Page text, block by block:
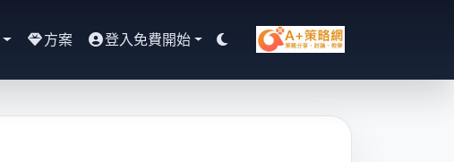
方案 登入免費開始
切換深色